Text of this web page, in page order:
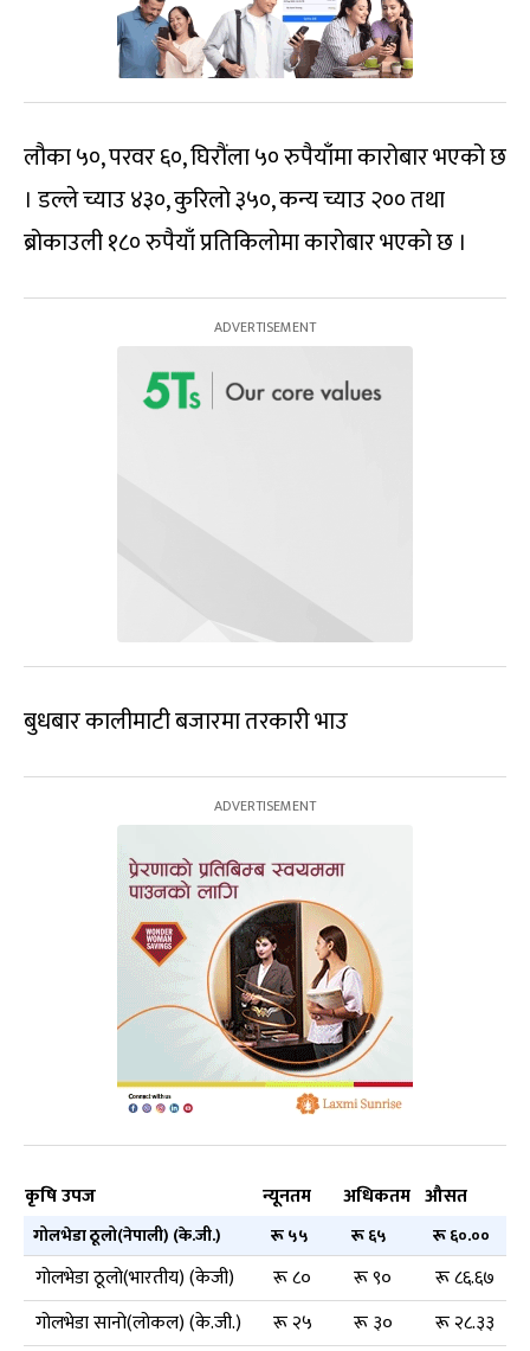
लौका ५०, परवर ६०, घिरौंला ५० रुपैयाँमा कारोबार भएको छ
। डल्ले च्याउ ४३०, कुरिलो ३५०, कन्य च्याउ २०० तथा
ब्रोकाउली १८० रुपैयाँ प्रतिकिलोमा कारोबार भएको छ ।
बुधबार कालीमाटी बजारमा तरकारी भाउ
कृषि उपज न्यूनतम अधिकतम औसत
गोलभेडा ठूलो(नेपाली) (के.जी.) रू ५५ रू ६५ रू ६०.००
गोलभेडा ठूलो(भारतीय) (केजी) रू ८० रू ९०
रू ८६.६७
गोलभेडा सानो(लोकल) (के.जी.)
रू २५ रू ३० रू २८.३३